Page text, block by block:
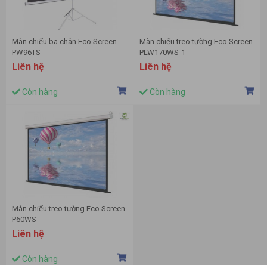
Màn chiếu ba chân Eco Screen
PW96TS
Liên hệ
Còn hàng
Màn chiếu treo tường Eco Screen
PLW170WS-1
Liên hệ
Còn hàng
Màn chiếu treo tường Eco Screen
P60WS
Liên hệ
Còn hàng